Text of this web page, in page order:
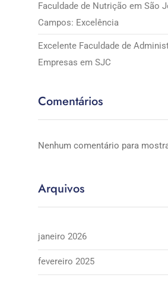
Faculdade de Nutrição em São
Campos: Excelência
Excelente Faculdade de
Empresas em SJC
Comentários
Nenhum comentário para
Arquivos
janeiro 2026
fevereiro 2025